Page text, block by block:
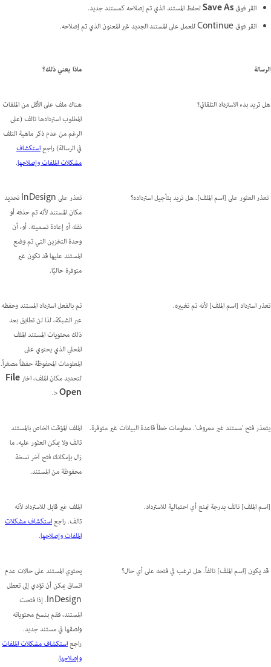
انقر فوقSave Asلحفظ المستند الذي تم إصلاحه كمستند جديد.
انقر فوق
الرسالة ماذا يعني ذلك؟
هل تريد بدء الاسترداد التلقائي؟
هناك ملف على الأقل من الملفات
المطلوب استردادها تالف (على
الرغم من عدم ذكر ماهية التلف
في الرسالة) راجعاستكشاف
مشكلات الملفات وإصلاحها.
تعذر العثور على [اسم الملف]. هل تريد بتأجيل استرداده؟
تعذر على InDesign تحديد
مكان المستند لأنه تم حذفه أو
نقله أو إعادة تسميته. أو، أن
وحدة التخزين التي تم وضع
المستند عليها قد تكون غير
متوفرة حاليًا.
تعذر استرداد [اسم الملف] لأنه تم تغييره.
تم بالفعل استرداد المستند وحفظه
عبر الشبكة، لذا لن تطابق بعد
ذلك محتويات المستند الملف
المحلي الذي يحتوي على
المعلومات المحفوظة حفظاً مصغراً.
لتحديد مكان الملف، اخترFile
>Open
.
يتعذر فتح 'مستند غير معروف'. معلومات خطأ قاعدة البيانات غير متوفرة. الملف المؤقت الخاص بالمستند
تالف ولا يمكن العثور عليه. ما
زال بإمكانك فتح آخر نسخة
محفوظة من المستند.
[اسم الملف] تالف بدرجة تمنع أي احتمالية للاسترداد.
الملف غير قابل للاسترداد لأنه
تالف. راجعاستكشاف مشكلات
الملفات وإصلاحها.
قد يكون [اسم الملف] تالفاً. هل ترغب في فتحه على أي حال؟
يحتوي المستند على حالات عدم
اتساق يمكن أن تؤدي إلى تعطل
InDesign. إذا فتحت
المستند، فقم بنسخ محتوياته
ولصقها في مستند جديد.
راجعاستكشاف مشكلات الملفات
وإصلاحها.